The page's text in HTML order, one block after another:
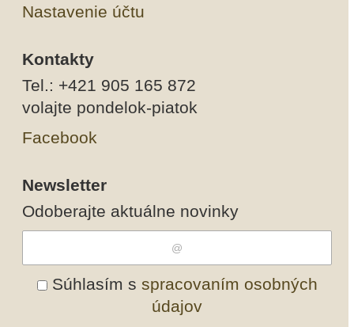
Nastavenie účtu
Kontakty
Tel.: +421 905 165 872
volajte pondelok-piatok
Facebook
Newsletter
Odoberajte aktuálne novinky
Súhlasím s spracovaním osobných
údajov